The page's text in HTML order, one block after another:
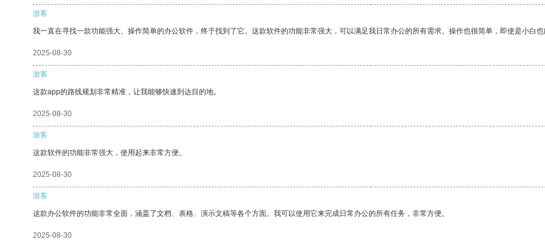
游客
我一直在寻找一款功能强大、操作简单的办公软件，终于找到了它。这款软件的功能非常强大，可以满足我日常办公的所有需求。操作也很简单，即使是小白也
2025-08-30
游客
这款app的路线规划非常精准，让我能够快速到达目的地。
2025-08-30
游客
这款软件的功能非常强大，使用起来非常方便。
2025-08-30
游客
这款办公软件的功能非常全面，涵盖了文档、表格、演示文稿等各个方面。我可以使用它来完成日常办公的所有任务，非常方便。
2025-08-30